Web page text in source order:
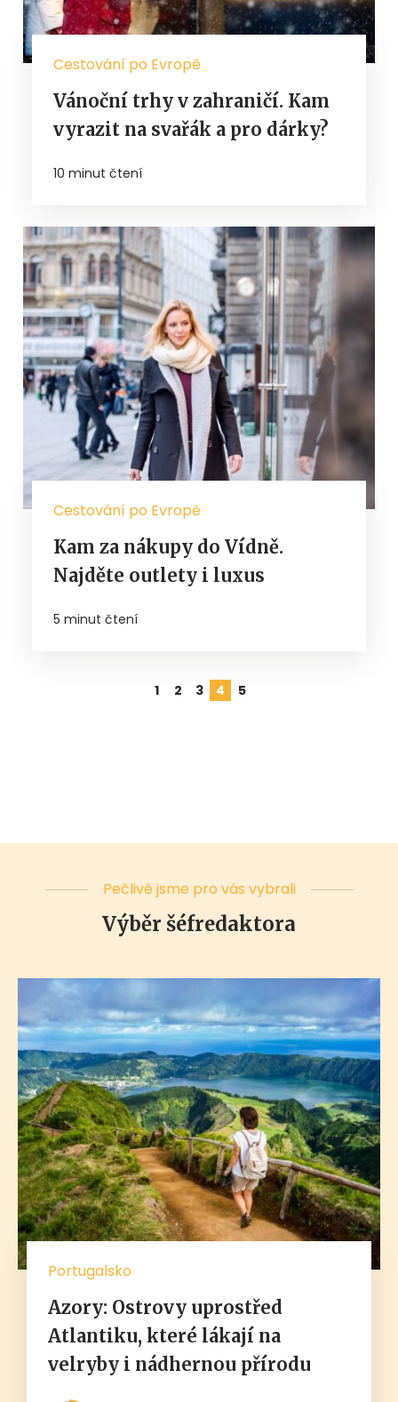
Cestování po Evropě
Vánoční trhy v zahraničí. Kam
vyrazit na svařák a pro dárky?
10 minut čtení
Cestování po Evropě
Kam za nákupy do Vídně.
Najděte outlety i luxus
5 minut čtení
1 2 3 4 5
Pečlivě jsme pro vás vybrali
Výběr šéfredaktora
Portugalsko
Azory: Ostrovy uprostřed
Atlantiku, které lákají na
velryby i nádhernou přírodu